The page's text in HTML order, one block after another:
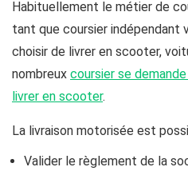
Habituellement le métier de
tant que coursier indépendant
choisir de livrer en scooter,
nombreux coursier se
livrer en scooter.
La livraison motorisée est
Valider le règlement de la